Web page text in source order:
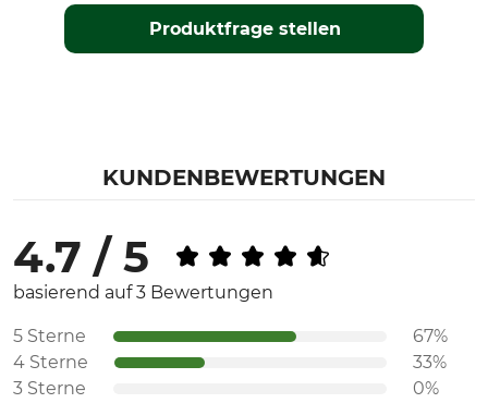
Produktfrage stellen
KUNDENBEWERTUNGEN
4.7 / 5
basierend auf 3 Bewertungen
5 Sterne
67%
4 Sterne
33%
3 Sterne
0%